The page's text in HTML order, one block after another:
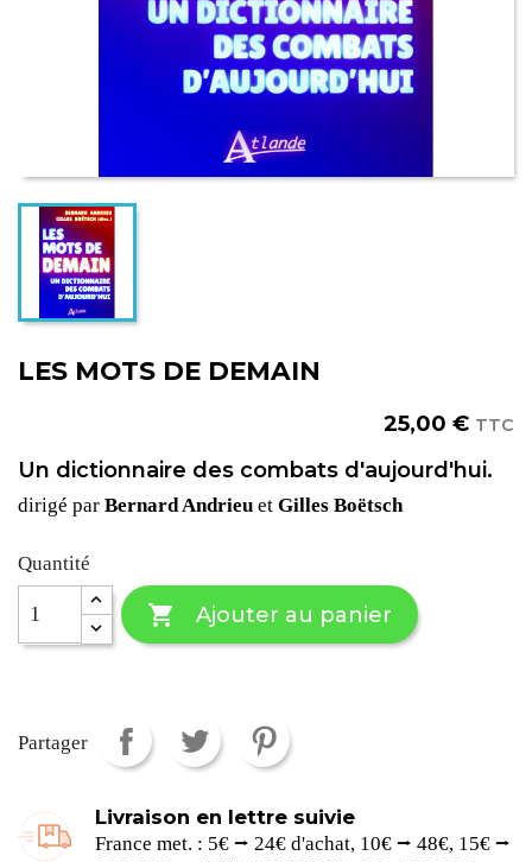
LES MOTS DE DEMAIN
25,00 € TTC
Un dictionnaire des combats d'aujourd'hui.
dirigé par Bernard Andrieu et Gilles Boëtsch
Quantité
 Ajouter au panier
Partager
Livraison en lettre suivie
France met. : 5€ ⭢ 24€ d'achat, 10€ ⭢ 48€, 15€ ⭢